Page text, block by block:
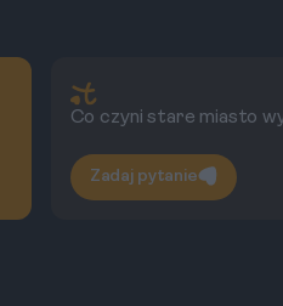
Co czyni stare miasto
Zadaj pytanie